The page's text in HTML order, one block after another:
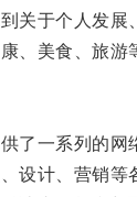
于个人发展
美食、旅游
一系列的网
计、营销等